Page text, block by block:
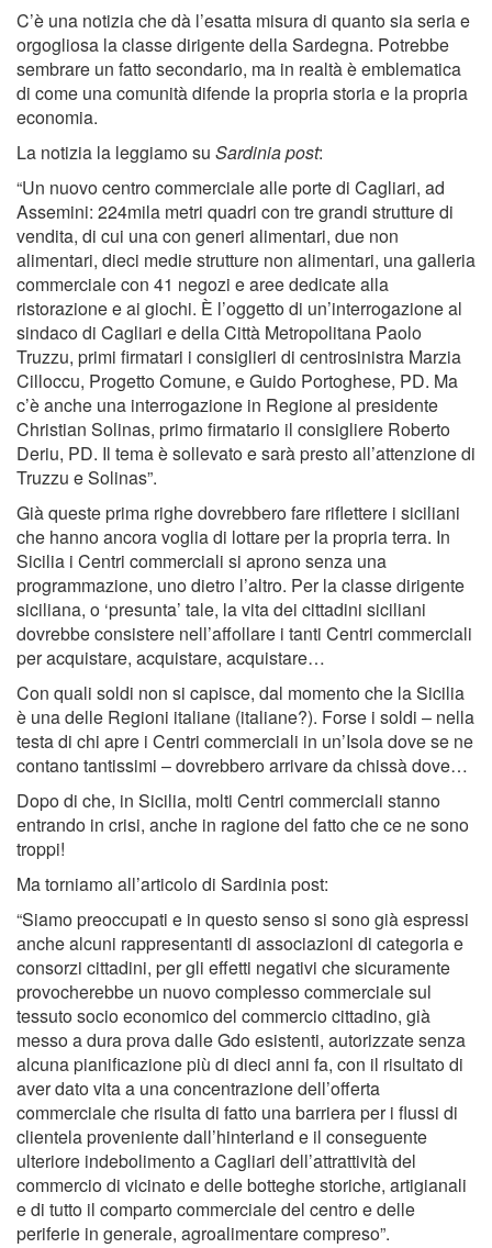
C’è una notizia che dà l’esatta misura di quanto sia seria e
orgogliosa la classe dirigente della Sardegna. Potrebbe
sembrare un fatto secondario, ma in realtà è emblematica
di come una comunità difende la propria storia e la propria
economia.
La notizia la leggiamo su Sardinia post:
“Un nuovo centro commerciale alle porte di Cagliari, ad
Assemini: 224mila metri quadri con tre grandi strutture di
vendita, di cui una con generi alimentari, due non
alimentari, dieci medie strutture non alimentari, una galleria
commerciale con 41 negozi e aree dedicate alla
ristorazione e ai giochi. È l’oggetto di un’interrogazione al
sindaco di Cagliari e della Città Metropolitana Paolo
Truzzu, primi firmatari i consiglieri di centrosinistra Marzia
Cilloccu, Progetto Comune, e Guido Portoghese, PD. Ma
c’è anche una interrogazione in Regione al presidente
Christian Solinas, primo firmatario il consigliere Roberto
Deriu, PD. Il tema è sollevato e sarà presto all’attenzione di
Truzzu e Solinas”.
Già queste prima righe dovrebbero fare riflettere i siciliani
che hanno ancora voglia di lottare per la propria terra. In
Sicilia i Centri commerciali si aprono senza una
programmazione, uno dietro l’altro. Per la classe dirigente
siciliana, o ‘presunta’ tale, la vita dei cittadini siciliani
dovrebbe consistere nell’affollare i tanti Centri commerciali
per acquistare, acquistare, acquistare…
Con quali soldi non si capisce, dal momento che la Sicilia
è una delle Regioni italiane (italiane?). Forse i soldi – nella
testa di chi apre i Centri commerciali in un’Isola dove se ne
contano tantissimi – dovrebbero arrivare da chissà dove…
Dopo di che, in Sicilia, molti Centri commerciali stanno
entrando in crisi, anche in ragione del fatto che ce ne sono
troppi!
Ma torniamo all’articolo di Sardinia post:
“Siamo preoccupati e in questo senso si sono già espressi
anche alcuni rappresentanti di associazioni di categoria e
consorzi cittadini, per gli effetti negativi che sicuramente
provocherebbe un nuovo complesso commerciale sul
tessuto socio economico del commercio cittadino, già
messo a dura prova dalle Gdo esistenti, autorizzate senza
alcuna pianificazione più di dieci anni fa, con il risultato di
aver dato vita a una concentrazione dell’offerta
commerciale che risulta di fatto una barriera per i flussi di
clientela proveniente dall’hinterland e il conseguente
ulteriore indebolimento a Cagliari dell’attrattività del
commercio di vicinato e delle botteghe storiche, artigianali
e di tutto il comparto commerciale del centro e delle
periferie in generale, agroalimentare compreso”.